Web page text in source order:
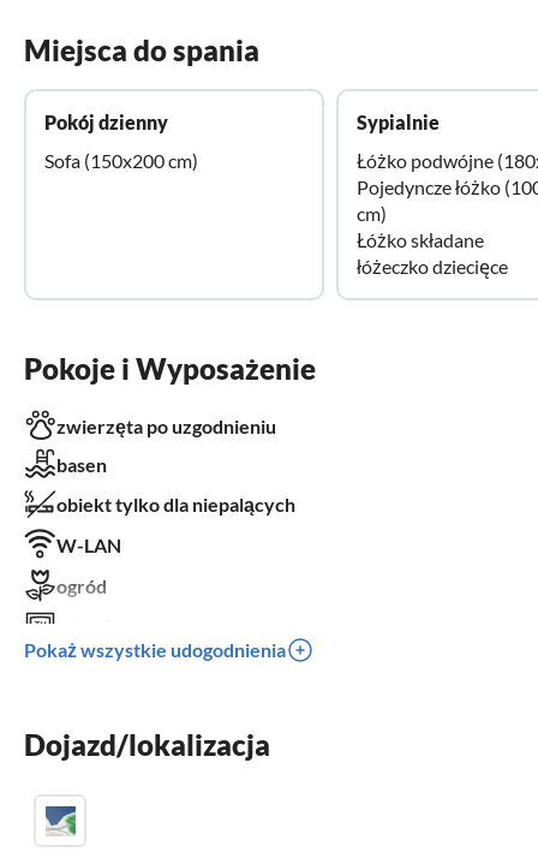
Miejsca do spania
Pokój dzienny
Sofa (150x200 cm)
Sypialnie
Łóżko podwójne
Pojedyncze łóżko
cm)
Łóżko składane
łóżeczko dziecięce
Pokoje i Wyposażenie
zwierzęta po uzgodnieniu
basen
obiekt tylko dla niepalących
W-LAN
ogród
taras
kominek
Pokaż wszystkie udogodnienia
Dojazd/lokalizacja